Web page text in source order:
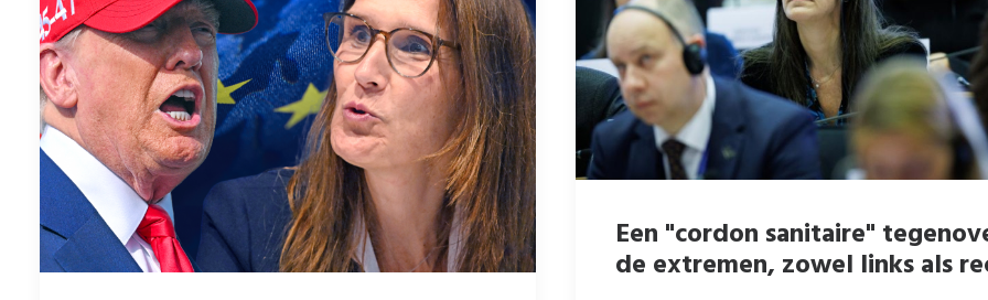
Een "cordon sanitaire"
de extremen, zowel links als